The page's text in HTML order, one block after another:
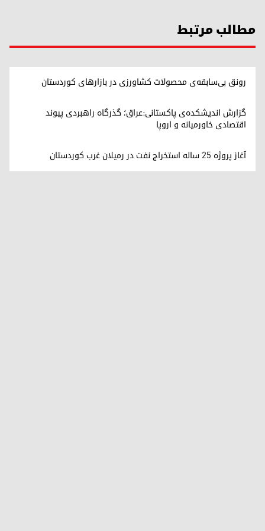
مطالب مرتبط
رونق بی‌سابقه‌ی محصولات کشاورزی در بازارهای کوردستان
گزارش اندیشکده‌ی پاکستانی:عراق؛ گذرگاه راهبردی پیوند
اقتصادی خاورمیانه و اروپا
آغاز پروژه ۲۵ ساله استخراج نفت در رميلان غرب کوردستان